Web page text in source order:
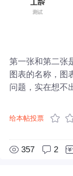
第一张和第二张
图表的名称，图
问题，实在想不
给本帖投票
357 2